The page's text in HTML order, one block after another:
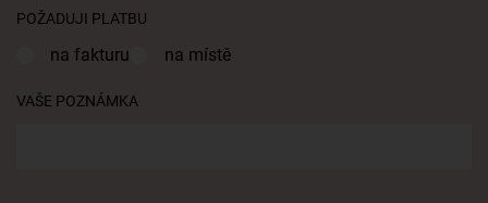
POŽADUJI PLATBU
na fakturu na místě
VAŠE POZNÁMKA